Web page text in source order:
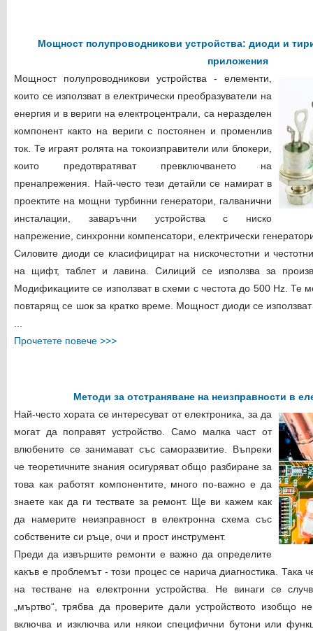
Мощност полупроводникови устройства: диоди и
приложения
Мощност полупроводникови устройства - елементи,
които се използват в електрически преобразуватели на
енергия и в вериги на електроцентрали, са неразделен
компонент както на вериги с постоянен и променлив
ток. Те играят ролята на токоизправители или блокери,
които предотвратяват превключването на
пренапрежения. Най-често тези детайли се намират в
проектите на мощни турбинни генератори, галванични
инсталации, заваръчни устройства с ниско
напрежение, синхронни компенсатори, електрически
Силовите диоди се класифицират на нискочестотни и
на щифт, таблет и лавина. Силиций се използва за
Модификациите се използват в схеми с честота до 500 Hz. Те
повтарящ се шок за кратко време. Мощност диоди се
Прочетете повече >>>
Методи за отстраняване на неизправности в
Най-често хората се интересуват от електроника, за да
могат да поправят устройство. Само малка част от
влюбените се занимават със саморазвитие. Въпреки
че теоретичните знания осигуряват общо разбиране за
това как работят компонентите, много по-важно е да
знаете как да ги тествате за ремонт. Ще ви кажем как
да намерите неизправност в електронна схема със
собствените си ръце, очи и прост инструмент.
Преди да извършите ремонти е важно да определите
какъв е проблемът - този процес се нарича диагностика.
на тестване на електронни устройства. Не винаги се
„мъртво“, трябва да проверите дали устройството изобщо
включва и изключва или някои специфични бутони или